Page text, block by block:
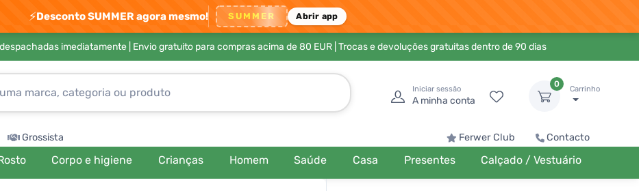
⚡Desconto SUMMER agora mesmo! SUMMER Abrir app
imediatamente | Envio gratuito para compras acima de 80 EUR| Trocas e devoluções gratuitas dentro de 90 dias
Iniciar sessão
A minha conta
0
Carrinho
Grossista Ferwer Club Contacto
Corpo e higiene Crianças Homem Saúde Casa Presentes Calçado / Vestuário